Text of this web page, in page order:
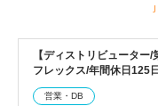
【ディストリビュータ
フレックス/年間休日125
営業・DB